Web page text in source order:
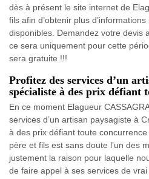
dès à présent le site internet de
fils afin d’obtenir plus
disponibles. Demandez votre devis
ce sera uniquement pour cette
sera gratuite !!!
Profitez des services d’un
spécialiste à des prix défiant
En ce moment Elagueur
services d’un artisan paysagiste à
à des prix défiant toute
père et fils est sans doute l’un des
justement la raison pour laquelle
de faire appel à ses services de vrai